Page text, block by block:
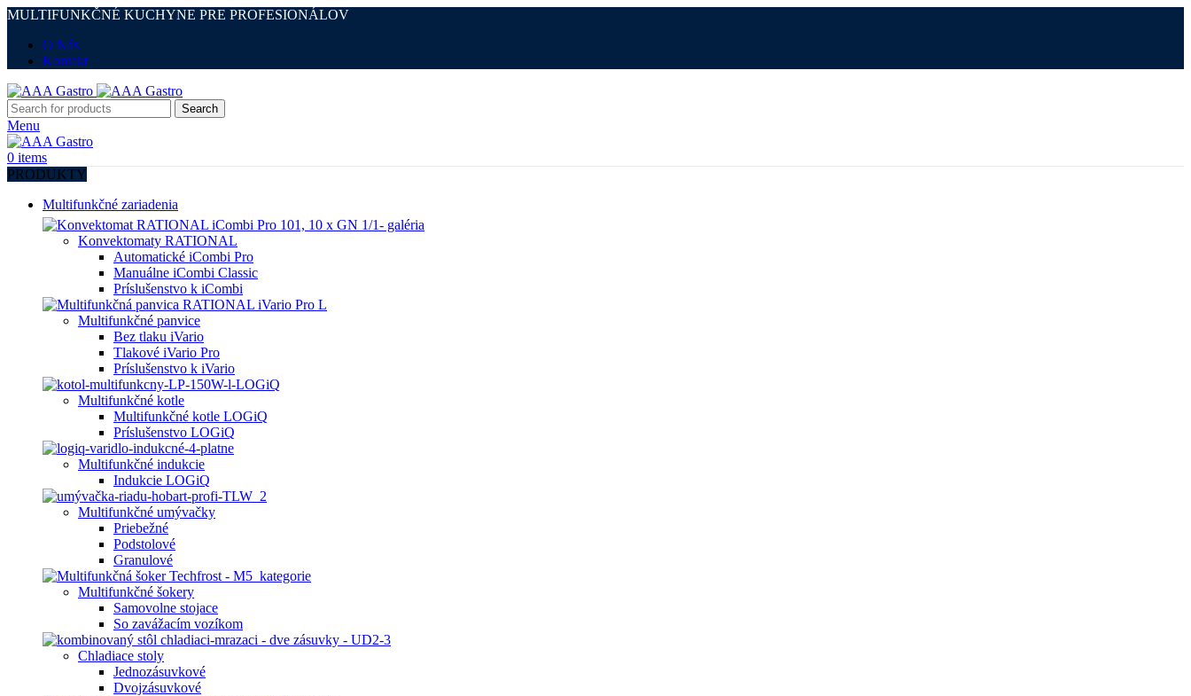
MULTIFUNKČNÉ KUCHYNE PRE PROFESIONÁLOV
O Nás
Kontakt
Search
Menu
0 items
PRODUKTY
Multifunkčné zariadenia
Konvektomaty RATIONAL
Automatické iCombi Pro
Manuálne iCombi Classic
Príslušenstvo k iCombi
Multifunkčné panvice
Bez tlaku iVario
Tlakové iVario Pro
Príslušenstvo k iVario
Multifunkčné kotle
Multifunkčné kotle LOGiQ
Príslušenstvo LOGiQ
Multifunkčné indukcie
Indukcie LOGiQ
Multifunkčné umývačky
Priebežné
Podstolové
Granulové
Multifunkčné šokery
Samovolne stojace
So zavážacím vozíkom
Chladiace stoly
Jednozásuvkové
Dvojzásuvkové